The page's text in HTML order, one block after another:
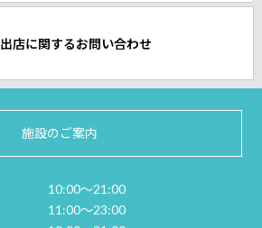
出店に関するお問い合わせ
施設のご案内
10:00～21:00
11:00～23:00